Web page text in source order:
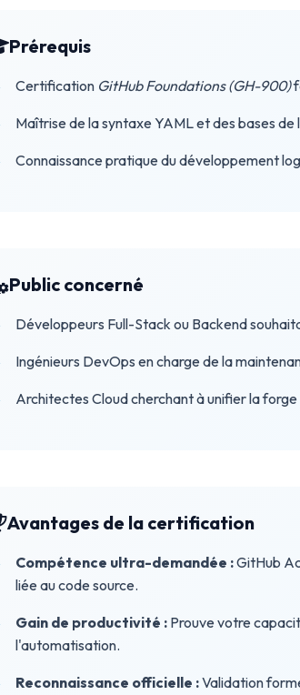
Prérequis
Certification GitHub Foundations (GH-900)
Maîtrise de la syntaxe YAML et des bases
Connaissance pratique du développement
Public concerné
Développeurs Full-Stack ou Backend
Ingénieurs DevOps en charge de la
Architectes Cloud cherchant à unifier la
Avantages de la certification
Compétence ultra-demandée :GitHub
liée au code source.
Gain de productivité : Prouve votre
l'automatisation.
Reconnaissance officielle :Validation